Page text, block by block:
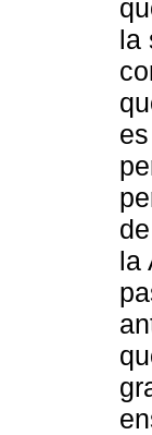
la
la